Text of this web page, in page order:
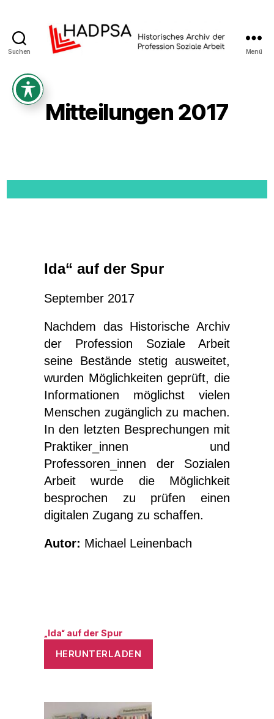
Suchen
Profession
Soziale
Menü
Mitteilungen 2017
Ida“ auf der Spur
September 2017
Nachdem das Historische Archiv
der Profession Soziale Arbeit
seine Bestände stetig ausweitet,
wurden Möglichkeiten geprüft, die
Informationen möglichst vielen
Menschen zugänglich zu machen.
In den letzten Besprechungen mit
Praktiker_innen und
Professoren_innen der Sozialen
Arbeit wurde die Möglichkeit
besprochen zu prüfen einen
digitalen Zugang zu schaffen.
Autor: Michael Leinenbach
„Ida“ auf der Spur
HERUNTERLADEN